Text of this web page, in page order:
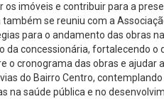
imóveis e contribuir para a
se reuniu com a
para o andamento das obras na
concessionária, fortalecendo
o cronograma das obras e ajudar
do Bairro Centro,
na saúde pública e no